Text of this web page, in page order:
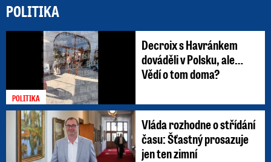
POLITIKA
POLITIKA
Decroix s Havránkem
dováděli v Polsku, ale…
Vědí o tom doma?
Vláda rozhodne o střídání
času: Šťastný prosazuje
jen ten zimní